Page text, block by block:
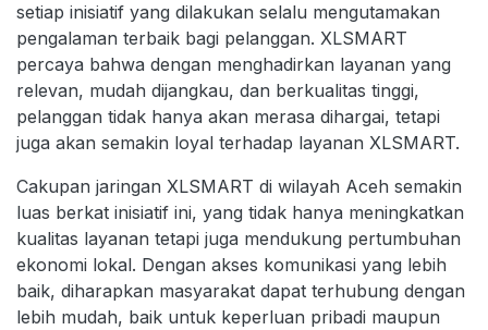
setiap inisiatif yang dilakukan selalu mengutamakan
pengalaman terbaik bagi pelanggan. XLSMART
percaya bahwa dengan menghadirkan layanan yang
relevan, mudah dijangkau, dan berkualitas tinggi,
pelanggan tidak hanya akan merasa dihargai, tetapi
juga akan semakin loyal terhadap layanan XLSMART.
Cakupan jaringan XLSMART di wilayah Aceh semakin
luas berkat inisiatif ini, yang tidak hanya meningkatkan
kualitas layanan tetapi juga mendukung pertumbuhan
ekonomi lokal. Dengan akses komunikasi yang lebih
baik, diharapkan masyarakat dapat terhubung dengan
lebih mudah, baik untuk keperluan pribadi maupun